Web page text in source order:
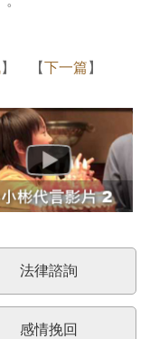
】 【下一篇 】
法律諮詢
感情挽回